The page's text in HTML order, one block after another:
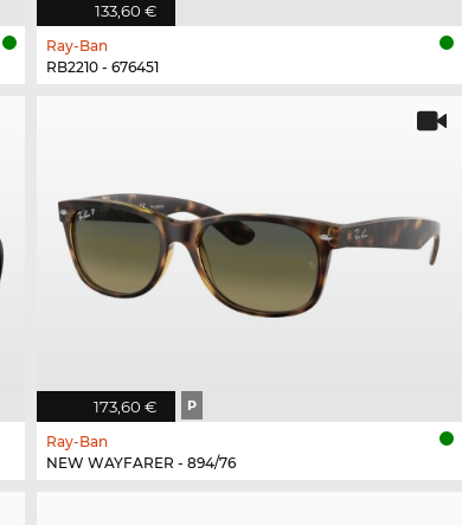
133,60 €
Ray-Ban
RB2210 - 676451
173,60 € P
Ray-Ban
NEW WAYFARER - 894/76